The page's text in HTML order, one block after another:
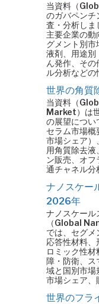
当資料（
のガバペンチ
査・分析しま
主要企業の動
グメント別市
液剤、用途別
ん発作、そ
ル分析など
世界の角質
当資料（
Market）は
の展望につい
セラム市場概
市場シェア）
用角質除去
ン販売、オ
通チャネル
ナノスケー
2026年
ナノスケール
（Global
では、セグ
応答性材料
ロミック性
障・防衛、ス
域と国別市場
市場シェア
世界のフラ